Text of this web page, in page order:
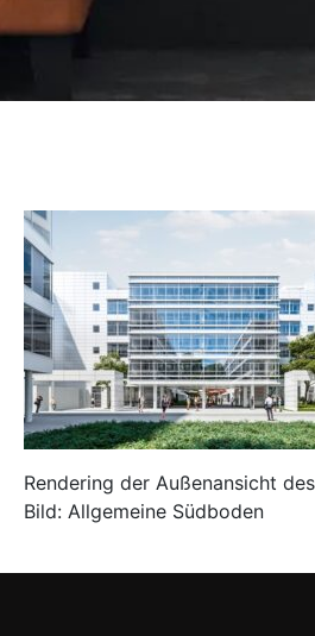
Rendering der Außenansicht
Bild: Allgemeine Südboden